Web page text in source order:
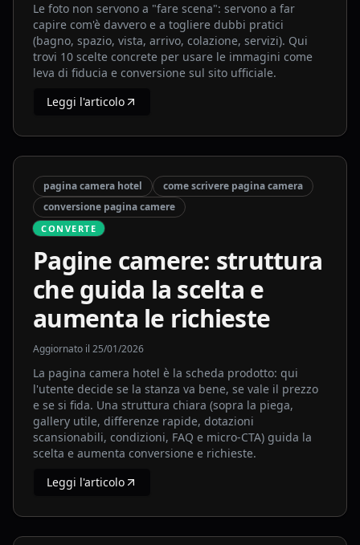
Le foto non servono a "fare scena": servono a far
capire com'è davvero e a togliere dubbi pratici
(bagno, spazio, vista, arrivo, colazione, servizi). Qui
trovi 10 scelte concrete per usare le immagini come
leva di fiducia e conversione sul sito ufficiale.
Leggi l'articolo
pagina camera hotel
come scrivere pagina camera
conversione pagina camere
CONVERTE
Pagine camere: struttura
che guida la scelta e
aumenta le richieste
Aggiornato il 25/01/2026
La pagina camera hotel è la scheda prodotto: qui
l'utente decide se la stanza va bene, se vale il prezzo
e se si fida. Una struttura chiara (sopra la piega,
gallery utile, differenze rapide, dotazioni
scansionabili, condizioni, FAQ e micro-CTA) guida la
scelta e aumenta conversione e richieste.
Leggi l'articolo